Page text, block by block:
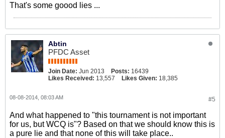
That's some goood lies ...
Abtin
PFDC Asset
Join Date: Jun 2013 Posts: 16439
Likes Received: 13,557 Likes Given: 18,385
#5
08-08-2014, 08:03 AM
And what happened to "this tournament is not important
for us, but WCQ is"? Based on that we should know this is
a pure lie and that none of this will take place..